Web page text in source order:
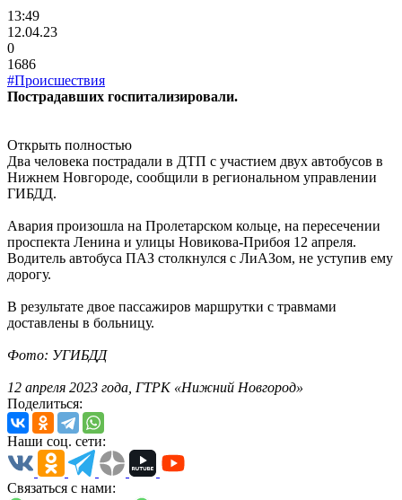
13:49
12.04.23
0
1686
#Происшествия
Пострадавших госпитализировали.
Открыть полностью
Два человека пострадали в ДТП с участием двух автобусов в
Нижнем Новгороде, сообщили в региональном управлении
ГИБДД.
Авария произошла на Пролетарском кольце, на пересечении
проспекта Ленина и улицы Новикова-Прибоя 12 апреля.
Водитель автобуса ПАЗ столкнулся с ЛиАЗом, не уступив ему
дорогу.
В результате двое пассажиров маршрутки с травмами
доставлены в больницу.
Фото: УГИБДД
12 апреля 2023 года, ГТРК «Нижний Новгород»
Поделиться:
Наши соц. сети:
Связаться с нами: